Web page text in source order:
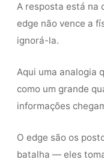
A resposta está na
edge não vence a
ignorá-la.
Aqui uma analogia
como um grande
informações
O edge são os
batalha — eles